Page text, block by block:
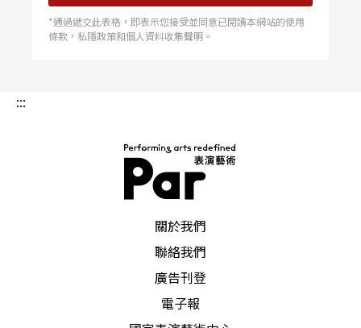
*通過遞交此表格，即表示您接受並同意已閱讀本網站的使用
條款，私隱政策和個人資料收集聲明。
:::
關於我們
聯絡我們
廣告刊登
電子報